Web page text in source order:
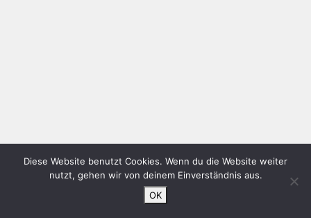
Diese Website benutzt Cookies. Wenn du die Website weiter
nutzt, gehen wir von deinem Einverständnis aus.
OK